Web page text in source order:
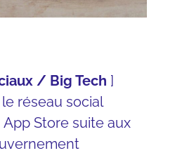
/ Big Tech ]
réseau social
App Store suite aux